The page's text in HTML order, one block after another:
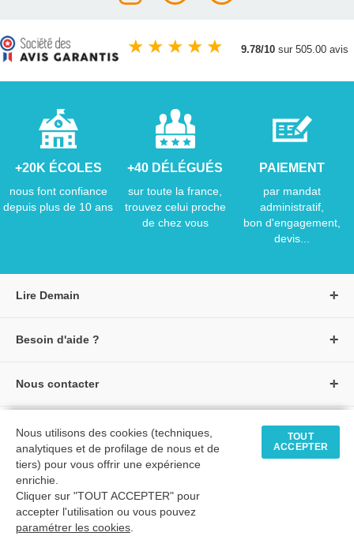
★ ★ ★ ★ ★ 9.78/10 sur 505.00 avis
+20K ÉCOLES
nous font confiance
depuis plus de 10 ans
+40 DÉLÉGUÉS
sur toute la france,
trouvez celui proche
de chez vous
PAIEMENT
par mandat
administratif,
bon d'engagement,
devis...
Lire Demain
Créer un compte
★ Avis clients vérifiés
Besoin d'aide ?
Livraisons et retours
Tarifs négociés
Comment passer commande
Mon compte
Nous contacter
Formulaire de contact
Siège social
Tous nos livres
Livres petite enfance
Livres maternelle
Livres élémentaire
Livres collège
© 2026 - LIRE DEMAIN
C.G.U | C.G.V | Plan du site
Nous utilisons des cookies (techniques,
analytiques et de profilage de nous et de
tiers) pour vous offrir une expérience
enrichie.
Cliquer sur "TOUT ACCEPTER" pour
accepter l'utilisation ou vous pouvez
paramétrer les cookies.
TOUT
ACCEPTER